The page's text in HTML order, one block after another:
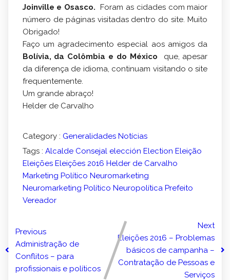
Joinville e Osasco. Foram as cidades com maior
número de páginas visitadas dentro do site. Muito
Obrigado!
Faço um agradecimento especial aos amigos da
Bolívia, da Colômbia e do México que, apesar
da diferença de idioma, continuam visitando o site
frequentemente.
Um grande abraço!
Helder de Carvalho
Category : Generalidades Notícias
Tags : Alcalde Consejal elección Election Eleição
Eleições Eleições 2016 Helder de Carvalho
Marketing Político Neuromarketing
Neuromarketing Político Neuropolítica Prefeito
Vereador
Previous
Administração de
Conflitos – para
profissionais e políticos
Next
Eleições 2016 – Problemas
básicos de campanha –
Contratação de Pessoas e
Serviços